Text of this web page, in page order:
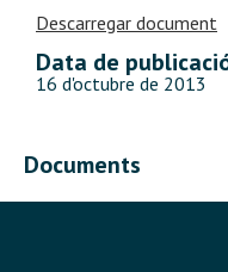
Descarregar document
Data de
16 d'octubre de 2013
Documents